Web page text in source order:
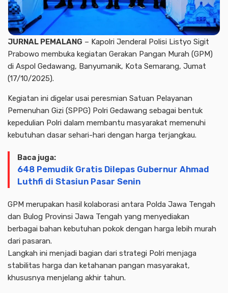
JURNAL PEMALANG – Kapolri Jenderal Polisi Listyo Sigit
Prabowo membuka kegiatan Gerakan Pangan Murah (GPM)
di Aspol Gedawang, Banyumanik, Kota Semarang, Jumat
(17/10/2025).
Kegiatan ini digelar usai peresmian Satuan Pelayanan
Pemenuhan Gizi (SPPG) Polri Gedawang sebagai bentuk
kepedulian Polri dalam membantu masyarakat memenuhi
kebutuhan dasar sehari-hari dengan harga terjangkau.
Baca juga:
648 Pemudik Gratis Dilepas Gubernur Ahmad
Luthfi di Stasiun Pasar Senin
GPM merupakan hasil kolaborasi antara Polda Jawa Tengah
dan Bulog Provinsi Jawa Tengah yang menyediakan
berbagai bahan kebutuhan pokok dengan harga lebih murah
dari pasaran.
Langkah ini menjadi bagian dari strategi Polri menjaga
stabilitas harga dan ketahanan pangan masyarakat,
khususnya menjelang akhir tahun.